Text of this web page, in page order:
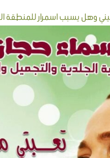
وهل يسبب اسمرار للمنطقة